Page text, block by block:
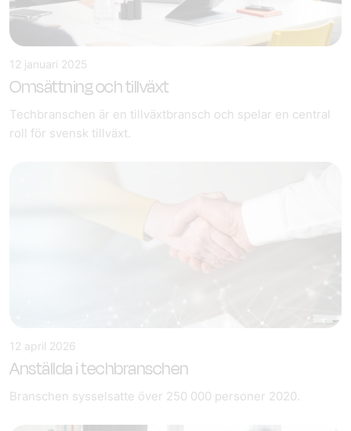
12 januari 2025
Omsättning och tillväxt
Techbranschen är en tillväxtbransch och spelar en central
roll för svensk tillväxt.
12 april 2026
Anställda i techbranschen
Branschen sysselsatte över 250 000 personer 2020.